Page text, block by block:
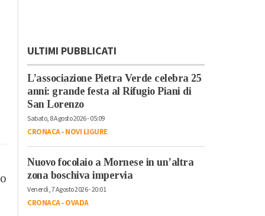
ULTIMI PUBBLICATI
L’associazione Pietra Verde celebra 25
anni: grande festa al Rifugio Piani di
San Lorenzo
Sabato, 8 Agosto 2026 - 05:09
CRONACA-NOVI LIGURE
Nuovo focolaio a Mornese in un’altra
zona boschiva impervia
Venerdì, 7 Agosto 2026 - 20:01
CRONACA-OVADA